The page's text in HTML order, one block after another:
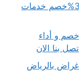
شركة تنظيف مستودعات بالرياض بـ32%خصم خدمات
مكيفات بالرياض بـ35%خصم و أداء
بالرياض